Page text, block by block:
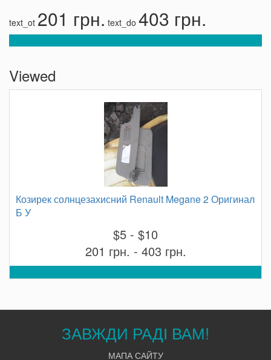
text_ot 201 грн. text_do 403 грн.
Viewed
Козирек солнцезахисний Renault Megane 2 Оригинал
Б У
$5 - $10
201 грн. - 403 грн.
ЗАВЖДИ РАДІ ВАМ!
МАПА САЙТУ